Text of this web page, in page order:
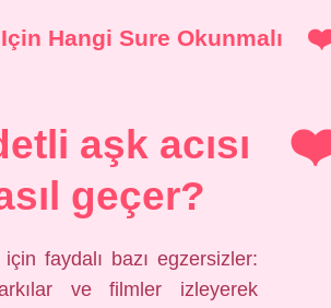
Için Hangi Sure Okunmalı
aşk acısı
geçer?
için faydalı bazı egzersizler:
ve filmler izleyerek